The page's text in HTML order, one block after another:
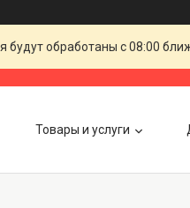
обработаны с 08:00
Товары и услуги